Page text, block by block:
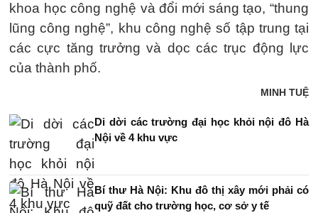
khoa học công nghệ và đổi mới sáng tạo, “thung
lũng công nghệ”, khu công nghệ số tập trung tại
các cực tăng trưởng và dọc các trục động lực
của thành phố.
MINH TUỆ
Di dời các trường đại học khỏi nội đô Hà
Nội về 4 khu vực
Bí thư Hà Nội: Khu đô thị xây mới phải có
quỹ đất cho trường học, cơ sở y tế